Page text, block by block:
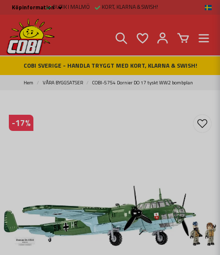
Köpinformation
Köpinformation
Köpvillkor
Betalsätt och Frakt
Beställ online hos
Fritid & Prylar
Fakta om Cobi Blocks
COBI BUTIK I MALMÖ
Kontakta oss
BUTIK I MALMÖ KORT, KLARNA & SWISH!
COBI SVERIGE - HANDLA TRYGGT MED KORT, KLARNA & SWISH!
Hem VÅRA BYGGSATSER COBI-5754 Dornier DO 17 tyskt WW2 bombplan
-17%